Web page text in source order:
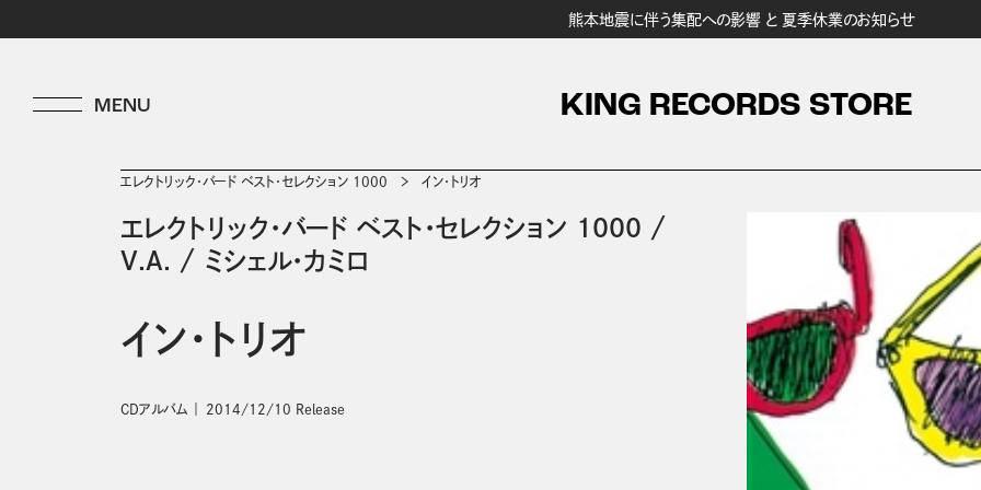
熊本地震に伴う集配への影響 と 夏季休業のお知らせ
KING RECORDS STORE
エレクトリック・バード ベスト・セレクション 1000 イン・トリオ
エレクトリック・バード ベスト・セレクション 1000 /
V.A. / ミシェル・カミロ
イン・トリオ
CDアルバム 2014/12/10 Release